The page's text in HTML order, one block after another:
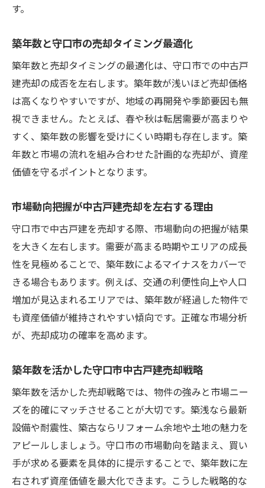
す。
築年数と守口市の売却タイミング最適化
築年数と売却タイミングの最適化は、守口市での中古戸
建売却の成否を左右します。築年数が浅いほど売却価格
は高くなりやすいですが、地域の再開発や季節要因も無
視できません。たとえば、春や秋は転居需要が高まりや
すく、築年数の影響を受けにくい時期も存在します。築
年数と市場の流れを組み合わせた計画的な売却が、資産
価値を守るポイントとなります。
市場動向把握が中古戸建売却を左右する理由
守口市で中古戸建を売却する際、市場動向の把握が結果
を大きく左右します。需要が高まる時期やエリアの成長
性を見極めることで、築年数によるマイナスをカバーで
きる場合もあります。例えば、交通の利便性向上や人口
増加が見込まれるエリアでは、築年数が経過した物件で
も資産価値が維持されやすい傾向です。正確な市場分析
が、売却成功の確率を高めます。
築年数を活かした守口市中古戸建売却戦略
築年数を活かした売却戦略では、物件の強みと市場ニー
ズを的確にマッチさせることが大切です。築浅なら最新
設備や耐震性、築古ならリフォーム余地や土地の魅力を
アピールしましょう。守口市の市場動向を踏まえ、買い
手が求める要素を具体的に提示することで、築年数に左
右されず資産価値を最大化できます。こうした戦略的な